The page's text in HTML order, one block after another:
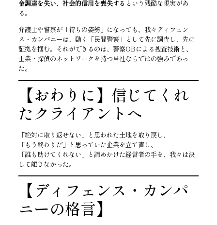
金調達を失い、社会的信用を喪失する という残酷な現実があ
る。
弁護士や警察が「待ちの姿勢」になっても、我々ディフェン
ス・カンパニーは、動く「民間警察」として先に調査し、先に
証拠を掴む。それができるのは、警察OBによる捜査技術と、
士業・探偵のネットワークを持つ当社ならではの強みであっ
た。
【おわりに】信じてくれ
たクライアントへ
「絶対に取り返せない」と思われた土地を取り戻し、
「もう終わりだ」と思っていた企業を立て直し、
「誰も助けてくれない」と諦めかけた経営者の手を、我々は決
して離さなかった。
【ディフェンス・カンパ
ニーの格言】